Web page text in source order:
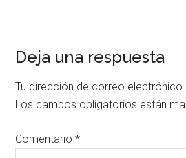
Interacciones
con
los
lectores
Deja una respuesta
Tu dirección de correo electrónico
Los campos obligatorios están
Comentario*